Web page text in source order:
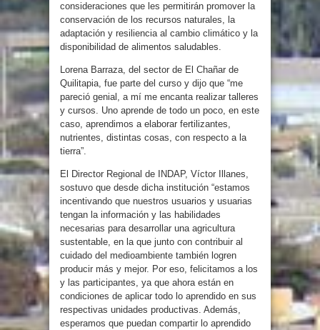
consideraciones que les permitirán promover la
conservación de los recursos naturales, la
adaptación y resiliencia al cambio climático y la
disponibilidad de alimentos saludables.
Lorena Barraza, del sector de El Chañar de
Quilitapia, fue parte del curso y dijo que “me
pareció genial, a mí me encanta realizar talleres
y cursos. Uno aprende de todo un poco, en este
caso, aprendimos a elaborar fertilizantes,
nutrientes, distintas cosas, con respecto a la
tierra”.
El Director Regional de INDAP, Víctor Illanes,
sostuvo que desde dicha institución “estamos
incentivando que nuestros usuarios y usuarias
tengan la información y las habilidades
necesarias para desarrollar una agricultura
sustentable, en la que junto con contribuir al
cuidado del medioambiente también logren
producir más y mejor. Por eso, felicitamos a los
y las participantes, ya que ahora están en
condiciones de aplicar todo lo aprendido en sus
respectivas unidades productivas. Además,
esperamos que puedan compartir lo aprendido